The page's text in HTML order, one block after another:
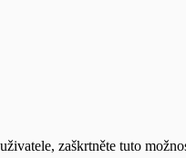
zaškrtněte tuto